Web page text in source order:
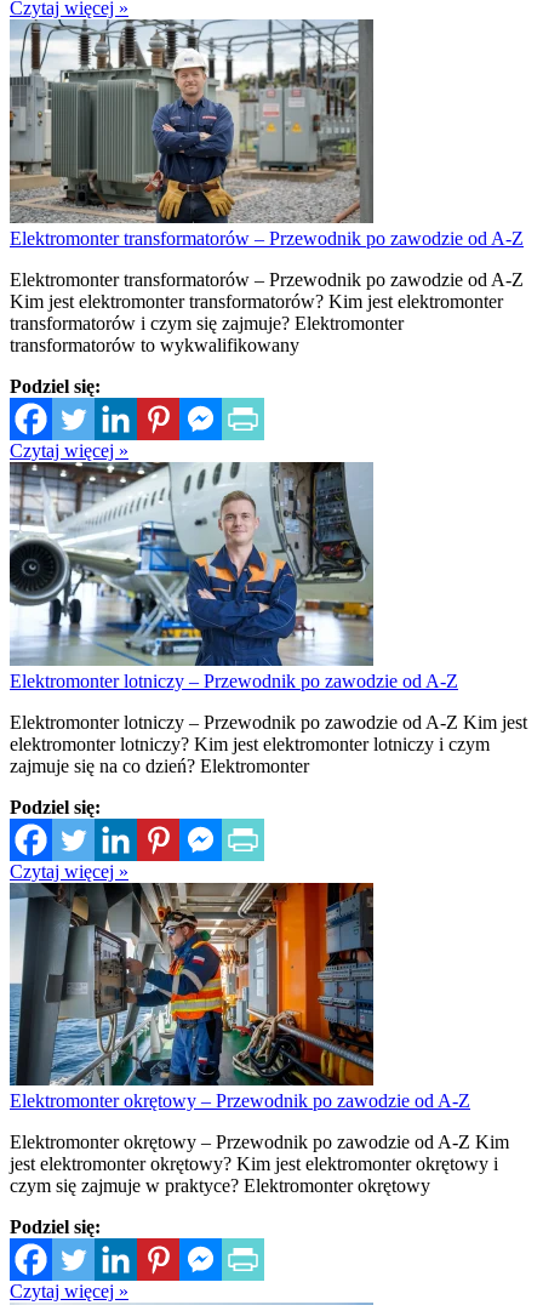
Czytaj więcej »
Elektromonter transformatorów – Przewodnik po zawodzie od A-Z
Elektromonter transformatorów – Przewodnik po zawodzie od A-Z
Kim jest elektromonter transformatorów? Kim jest elektromonter
transformatorów i czym się zajmuje? Elektromonter
transformatorów to wykwalifikowany
Podziel się:
Czytaj więcej »
Elektromonter lotniczy – Przewodnik po zawodzie od A-Z
Elektromonter lotniczy – Przewodnik po zawodzie od A-Z Kim jest
elektromonter lotniczy? Kim jest elektromonter lotniczy i czym
zajmuje się na co dzień? Elektromonter
Podziel się:
Czytaj więcej »
Elektromonter okrętowy – Przewodnik po zawodzie od A-Z
Elektromonter okrętowy – Przewodnik po zawodzie od A-Z Kim
jest elektromonter okrętowy? Kim jest elektromonter okrętowy i
czym się zajmuje w praktyce? Elektromonter okrętowy
Podziel się:
Czytaj więcej »